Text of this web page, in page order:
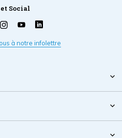
Social
à notre infolettre